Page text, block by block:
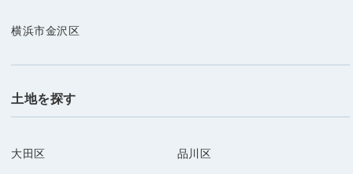
横浜市金沢区
土地を探す
大田区 品川区